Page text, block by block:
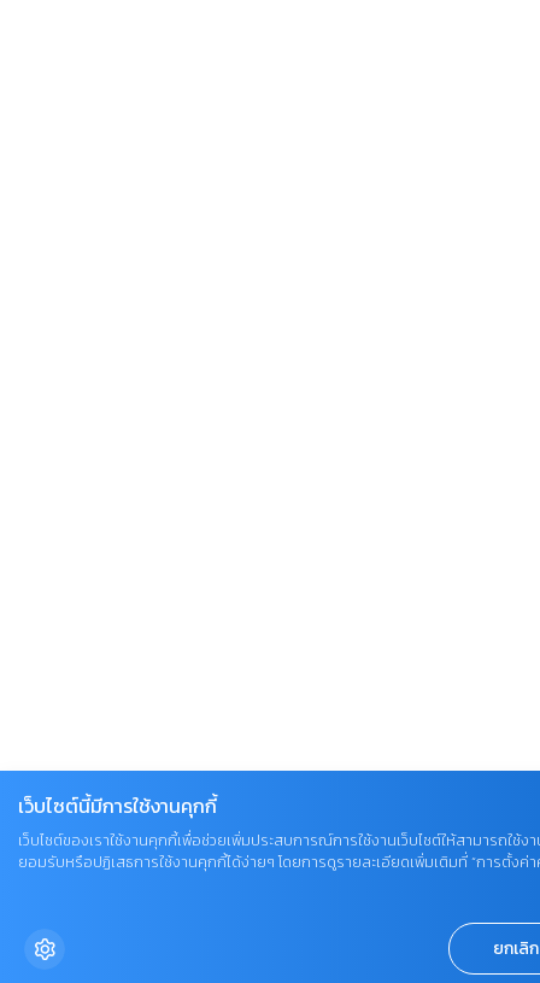
เว็บไซต์นี้มีการใช้งานคุกกี้
เว็บไซต์ของเราใช้งานคุกกี้เพื่อช่วยเพิ่มประสบการณ์การใช้งานเว็บไซต์ให้สามารถใ
ยอมรับหรือปฏิเสธการใช้งานคุกกี้ได้ง่ายๆ โดยการดูรายละเอียดเพิ่มเติมที่ “การตั้งค่
ยกเลิก